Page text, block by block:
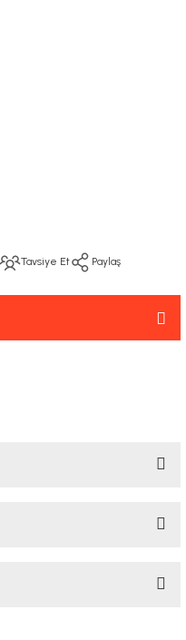
Tavsiye Et Paylaş